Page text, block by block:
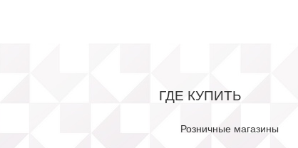
ГДЕ КУПИТЬ
Розничные магазины